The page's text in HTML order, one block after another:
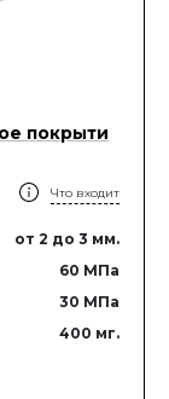
покрыти
Что входит
от 2 до 3 мм.
60 МПа
30 МПа
400 мг.